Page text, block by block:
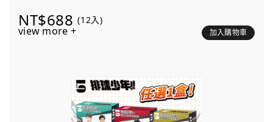
NT$688 (12入)
view more + 加入購物車